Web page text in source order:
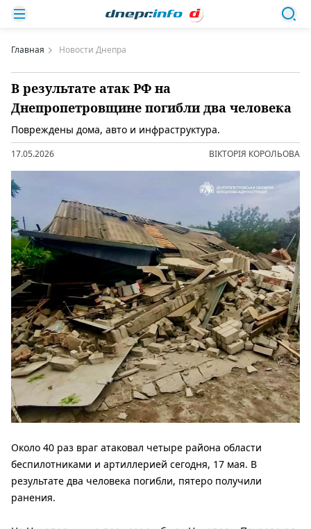
Главная Новости Днепра
В результате атак РФ на
Днепропетровщине погибли два человека
Повреждены дома, авто и инфраструктура.
17.05.2026 ВІКТОРІЯ КОРОЛЬОВА
Около 40 раз враг атаковал четыре района области
беспилотниками и артиллерией сегодня, 17 мая. В
результате два человека погибли, пятеро получили
ранения.